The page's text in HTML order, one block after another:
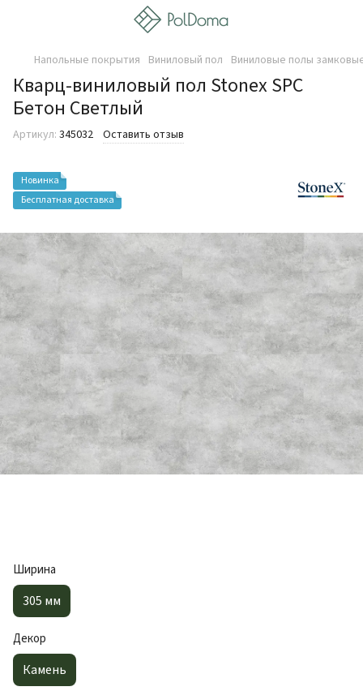
Напольные покрытия Виниловый пол Виниловые полы
Кварц-виниловый пол Stonex SPC
Бетон Светлый
Артикул: 345032 Оставить отзыв
Новинка
Бесплатная доставка
Ширина
305 мм
Декор
Камень